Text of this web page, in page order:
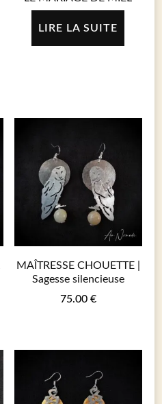
LIRE LA SUITE
MAÎTRESSE CHOUETTE |
Sagesse silencieuse
75.00 €